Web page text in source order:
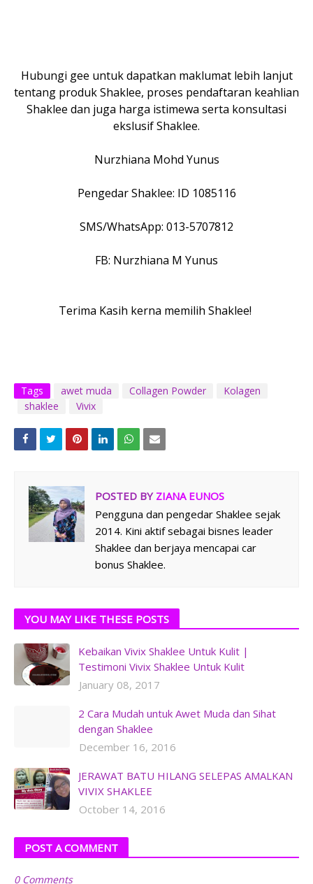
Hubungi gee untuk dapatkan maklumat lebih lanjut
tentang produk Shaklee, proses pendaftaran keahlian
Shaklee dan juga harga istimewa serta konsultasi
ekslusif Shaklee.
Nurzhiana Mohd Yunus
Pengedar Shaklee: ID 1085116
SMS/WhatsApp: 013-5707812
FB: Nurzhiana M Yunus
Terima Kasih kerna memilih Shaklee!
Tags awet muda Collagen Powder
Kolagen
shaklee
Vivix
POSTED BYZIANA EUNOS
Pengguna dan pengedar Shaklee sejak
2014. Kini aktif sebagai bisnes leader
Shaklee dan berjaya mencapai car
bonus Shaklee.
YOU MAY LIKE THESE POSTS
Kebaikan Vivix Shaklee Untuk Kulit |
Testimoni Vivix Shaklee Untuk Kulit
January 08, 2017
2 Cara Mudah untuk Awet Muda dan Sihat
dengan Shaklee
December 16, 2016
JERAWAT BATU HILANG SELEPAS AMALKAN
VIVIX SHAKLEE
October 14, 2016
POST A COMMENT
0 Comments